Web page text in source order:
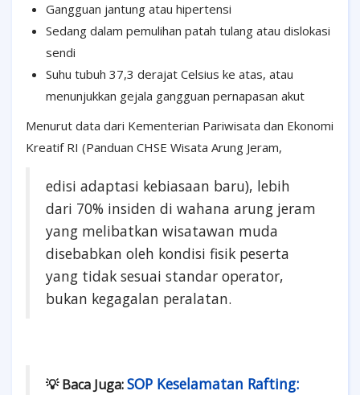
Gangguan jantung atau hipertensi
Sedang dalam pemulihan patah tulang atau dislokasi
sendi
Suhu tubuh 37,3 derajat Celsius ke atas, atau
menunjukkan gejala gangguan pernapasan akut
Menurut data dari Kementerian Pariwisata dan Ekonomi
Kreatif RI (Panduan CHSE Wisata Arung Jeram,
edisi adaptasi kebiasaan baru), lebih
dari 70% insiden di wahana arung jeram
yang melibatkan wisatawan muda
disebabkan oleh kondisi fisik peserta
yang tidak sesuai standar operator,
bukan kegagalan peralatan.
💡 Baca Juga:SOP Keselamatan Rafting: